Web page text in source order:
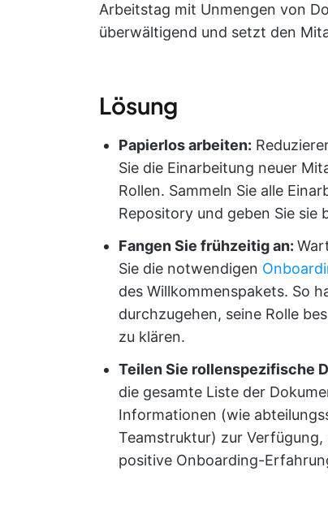
Arbeitstag mit Unmengen von
überwältigend und setzt den
Lösung
Papierlos arbeiten:
Sie die Einarbeitung neuer
Rollen. Sammeln Sie alle
Repository und geben Sie sie
Fangen Sie frühzeitig an:
Sie die notwendigen
des Willkommenspakets. So
durchzugehen, seine Rolle
zu klären.
Teilen Sie rollenspezifische
die gesamte Liste der
Informationen (wie
Teamstruktur) zur
positive Onboarding-